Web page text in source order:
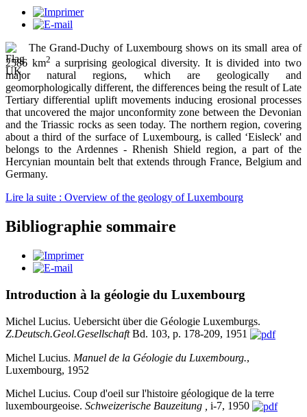
The Grand-Duchy of Luxembourg shows on its small area of
2586 km2 a surprising geological diversity. It is divided into two
major natural regions, which are geologically and
geomorphologically different, the differences being the result of Late
Tertiary differential uplift movements inducing erosional processes
that uncovered the major unconformity zone between the Devonian
and the Triassic rocks as seen today. The northern region, covering
about a third of the surface of Luxembourg, is called ‘Eisleck' and
belongs to the Ardennes - Rhenish Shield region, a part of the
Hercynian mountain belt that extends through France, Belgium and
Germany.
Lire la suite : Overview of the geology of Luxembourg
Bibliographie sommaire
Introduction à la géologie du Luxembourg
Michel Lucius. Uebersicht über die Géologie Luxemburgs.
Z.Deutsch.Geol.GesellschaftBd. 103, p. 178-209, 1951
Michel Lucius. Manuel de la Géologie du Luxembourg.,
Luxembourg, 1952
Michel Lucius. Coup d'oeil sur l'histoire géologique de la terre
luxembourgeoise. Schweizerische Bauzeitung , i-7, 1950